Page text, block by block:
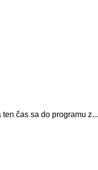
čas sa do programu z...